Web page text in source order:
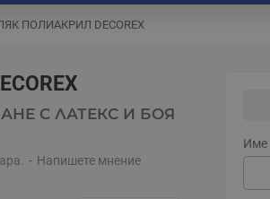
ПОЛИАКРИЛ DECOREX
С ЛАТЕКС И БОЯ
- Напишете мнение
Име